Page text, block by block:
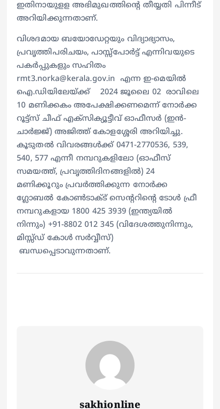
ഇതിനായുളള അഭിമുഖത്തിന്റെ തീയ്യതി പിന്നീട്
അറിയിക്കുന്നതാണ്.
വിശദമായ ബയോഡേറ്റയും വിദ്യാഭ്യാസം,
പ്രവൃത്തിപരിചയം, പാസ്സ്പോര്‍ട്ട് എന്നിവയുടെ
പകര്‍പ്പുകളും സഹിതം
rmt3.norka@kerala.gov.in എന്ന ഇ-മെയില്‍
ഐ.‍ഡിയിലേയ്ക്ക് 2024 ജൂലൈ 02 രാവിലെ
10 മണിക്കകം അപേക്ഷിക്കണമെന്ന് നോർക്ക
റൂട്ട്സ് ചീഫ് എക്സിക്യൂട്ടീവ് ഓഫീസർ (ഇന്‍-
ചാര്‍ജ്ജ്) അജിത്ത് കോളശ്ശേരി അറിയിച്ചു.
കൂടുതല്‍ വിവരങ്ങള്‍ക്ക് 0471-2770536, 539,
540, 577 എന്നീ നമ്പറുകളിലോ (ഓഫീസ്
സമയത്ത്, പ്രവൃത്തിദിനങ്ങളില്‍) 24
മണിക്കൂറും പ്രവര്‍ത്തിക്കുന്ന നോര്‍ക്ക
ഗ്ലോബല്‍ കോണ്‍ടാക്ട് സെന്ററിന്റെ ടോള്‍ ഫ്രീ
നമ്പറുകളായ 1800 425 3939 (ഇന്ത്യയില്‍
നിന്നും) +91-8802 012 345 (വിദേശത്തുനിന്നും,
മിസ്സ്ഡ് കോള്‍ സര്‍വ്വീസ്)
ബന്ധപ്പെടാവുന്നതാണ്.
sakhionline